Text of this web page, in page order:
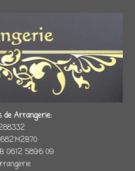
de Arrangerie:
0612 5896 09